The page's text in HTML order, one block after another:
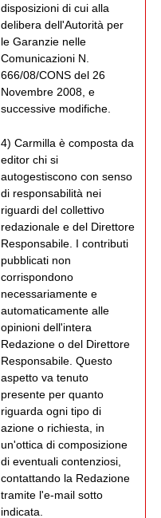
disposizioni di cui alla
delibera dell'Autorità per
le Garanzie nelle
Comunicazioni N.
666/08/CONS del 26
Novembre 2008, e
successive modifiche.
4) Carmilla è composta da
editor chi si
autogestiscono con senso
di responsabilità nei
riguardi del collettivo
redazionale e del Direttore
Responsabile. I contributi
pubblicati non
corrispondono
necessariamente e
automaticamente alle
opinioni dell'intera
Redazione o del Direttore
Responsabile. Questo
aspetto va tenuto
presente per quanto
riguarda ogni tipo di
azione o richiesta, in
un'ottica di composizione
di eventuali contenziosi,
contattando la Redazione
tramite l'e-mail sotto
indicata.